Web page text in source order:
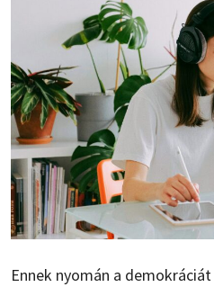
Ennek nyomán a